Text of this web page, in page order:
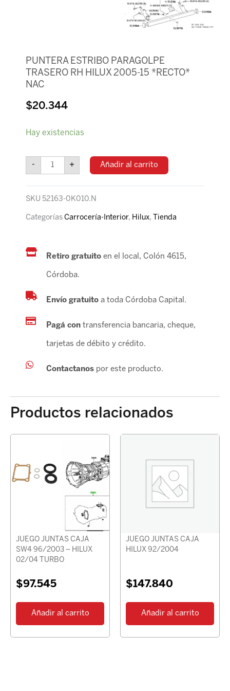
PUNTERA ESTRIBO PARAGOLPE
TRASERO RH HILUX 2005-15 *RECTO*
NAC
$20.344
Hay existencias
-
ESTRIBO
TRASERO
RH
15
*RECTO*
+ Añadir al carrito
SKU 52163-0K010.N
Categorías Carrocería-Interior, Hilux, Tienda
Retiro gratuito en el local, Colón 4615,
Córdoba.
Envío gratuitoa toda Córdoba Capital.
Pagá contransferencia bancaria, cheque,
tarjetas de débito y crédito.
Contactanospor este producto.
Productos relacionados
JUEGO JUNTAS CAJA
SW4 96/2003 – HILUX
02/04 TURBO
$97.545
Añadir al carrito
JUEGO JUNTAS CAJA
HILUX 92/2004
$147.840
Añadir al carrito